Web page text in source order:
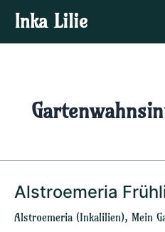
Inhalt
springen
Inka Lilie
Alstroemeria
Alstroemeria (Inkalilien), Mein
Alstroemeria
2026